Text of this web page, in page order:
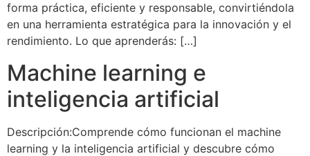
forma práctica, eficiente y responsable, convirtiéndola
en una herramienta estratégica para la innovación y el
rendimiento. Lo que aprenderás: […]
Machine learning e
inteligencia artificial
Descripción:Comprende cómo funcionan el machine
learning y la inteligencia artificial y descubre cómo